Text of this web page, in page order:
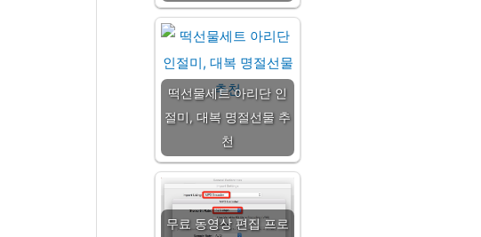
떡선물세트 아리단 인
절미, 대복 명절선물 추
천
무료 동영상 편집 프로